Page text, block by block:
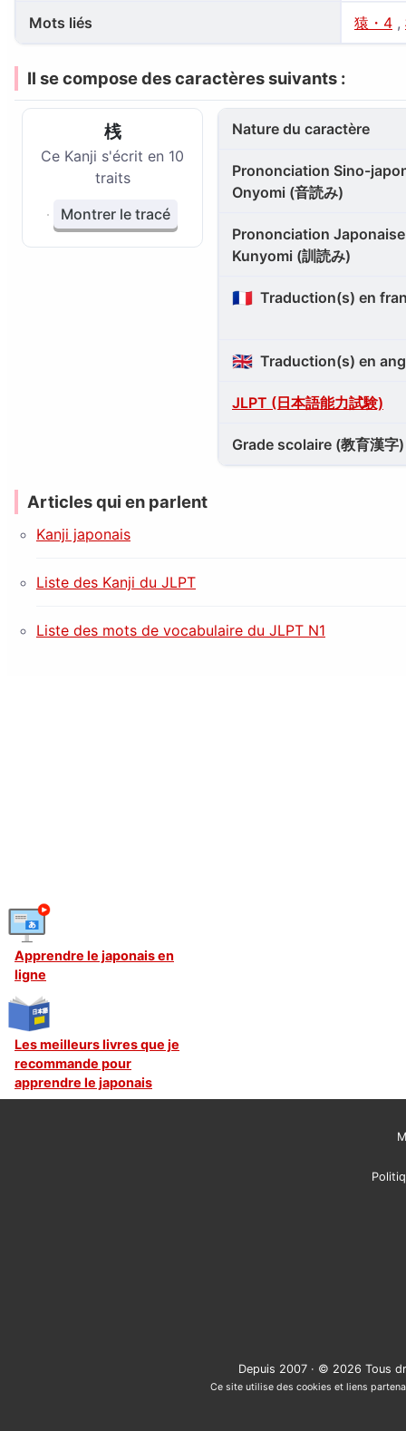
Mots liés 猿・4 ,
Il se compose des caractères suivants :
桟
Ce Kanji s'écrit en 10
traits
Montrer le tracé
Nature du caractère
Prononciation Sino-
Onyomi (音読み)
Prononciation
Kunyomi (訓読み)
🇫🇷 Traduction(s) en
🇬🇧 Traduction(s) en
JLPT (日本語能力試験)
Grade scolaire (教育漢字)
Articles qui en parlent
Kanji japonais
Liste des Kanji du JLPT
Liste des mots de vocabulaire du JLPT N1
Apprendre le japonais en
ligne
Les meilleurs livres que je
recommande pour
apprendre le japonais
Depuis 2007 · © 2026 Tous
Ce site utilise des cookies et liens